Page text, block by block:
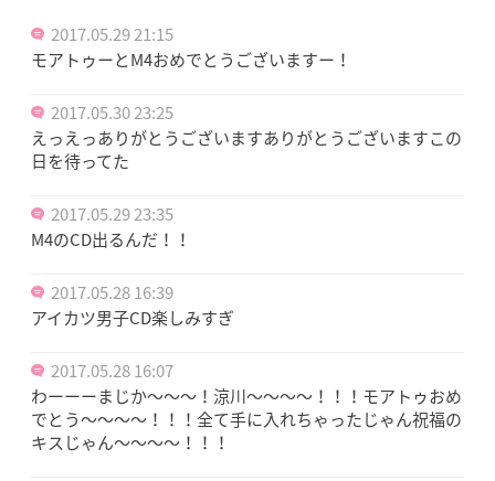
2017.05.29 21:15
モアトゥーとM4おめでとうございますー！
2017.05.30 23:25
えっえっありがとうございますありがとうございますこの
日を待ってた
2017.05.29 23:35
M4のCD出るんだ！！
2017.05.28 16:39
アイカツ男子CD楽しみすぎ
2017.05.28 16:07
わーーーまじか〜〜〜！涼川〜〜〜〜！！！モアトゥおめ
でとう〜〜〜〜！！！全て手に入れちゃったじゃん祝福の
キスじゃん〜〜〜〜！！！